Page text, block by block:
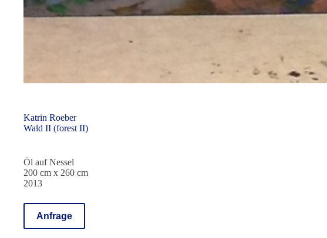
Katrin Roeber
Wald II (forest II)
Öl auf Nessel
200 cm x 260 cm
2013
Anfrage